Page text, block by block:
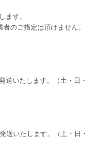
ます。
のご指定は頂けません。
送いたします。（土・日・
送いたします。（土・日・